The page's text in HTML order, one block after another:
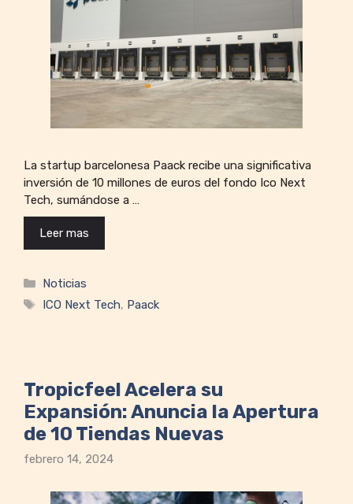
La startup barcelonesa Paack recibe una significativa
inversión de 10 millones de euros del fondo Ico Next
Tech, sumándose a …
Leer mas
Categorías
Noticias
Etiquetas
ICO Next Tech, Paack
Tropicfeel Acelera su
Expansión: Anuncia la Apertura
de 10 Tiendas Nuevas
febrero 14, 2024